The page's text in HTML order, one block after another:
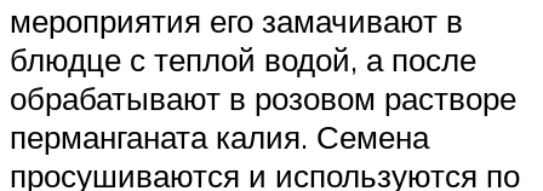
мероприятия его замачивают в
блюдце с теплой водой, а после
обрабатывают в розовом растворе
перманганата калия. Семена
просушиваются и используются по